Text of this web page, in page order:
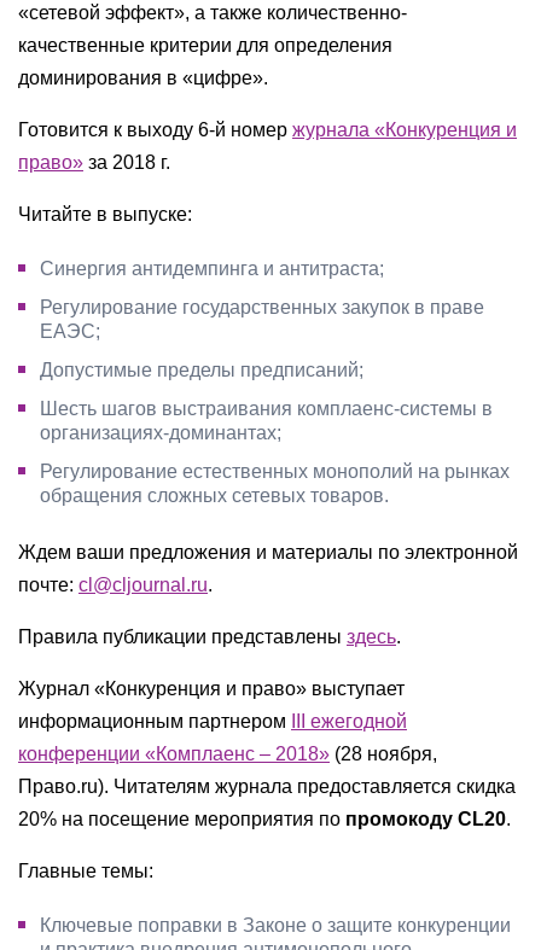
«сетевой эффект», а также количественно-
качественные критерии для определения
доминирования в «цифре».
Готовится к выходу 6-й номер журнала «Конкуренция и
право» за 2018 г.
Читайте в выпуске:
Синергия антидемпинга и антитраста;
Регулирование государственных закупок в праве
ЕАЭС;
Допустимые пределы предписаний;
Шесть шагов выстраивания комплаенс-системы в
организациях-доминантах;
Регулирование естественных монополий на рынках
обращения сложных сетевых товаров.
Ждем ваши предложения и материалы по электронной
почте: cl@cljournal.ru.
Правила публикации представлены здесь.
Журнал «Конкуренция и право» выступает
информационным партнером
III ежегодной
конференции «Комплаенс – 2018» (28 ноября,
Право.ru). Читателям журнала предоставляется скидка
20% на посещение мероприятия по промокоду CL20.
Главные темы:
Ключевые поправки в Законе о защите конкуренции